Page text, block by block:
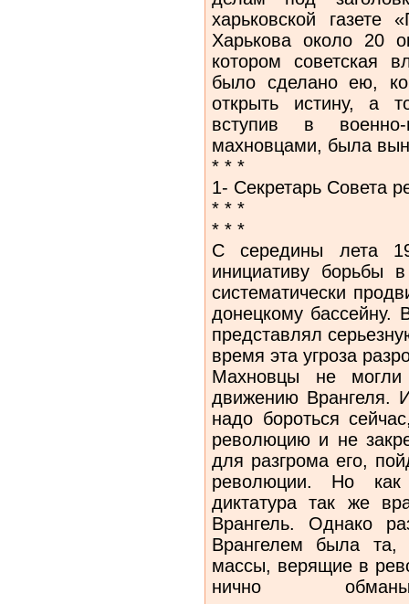
харьковской газете
Харькова около 20
котором советская
было сделано ею,
открыть истину, а
вступив в военно-
махновцами, бы­ла
* * *
1- Секретарь Совета
* * *
* * *
С середины лета
инициативу борь­бы
систематически
донецкому бассейну.
представлял
время эта угроза
Махновцы не могли
движению Врангеля.
надо бороться
революцию и не
для разгрома его,
революции. Но
диктатура так же
Врангель. Однако
Врангелем была
массы, верящие в
нично